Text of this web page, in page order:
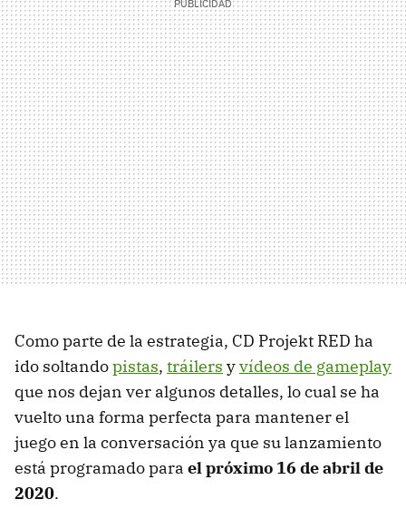
Como parte de la estrategia, CD Projekt RED ha
ido soltandopistas, tráilers yvídeos de gameplay
que nos dejan ver algunos detalles, lo cual se ha
vuelto una forma perfecta para mantener el
juego en la conversación ya que su lanzamiento
está programado para el próximo 16 de abril de
2020.